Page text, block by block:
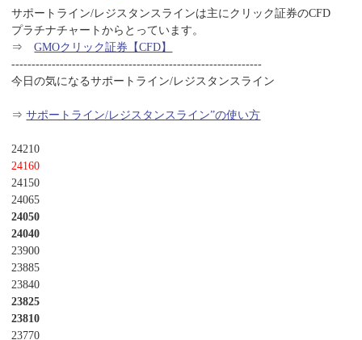
サポートライン/レジスタンスラインは主にクリック証券のCFD
プラチナチャートからとっています。
⇒GMOクリック証券【CFD】
--------------------------------------------------------------
今日の気になるサポートライン/レジスタンスライン
⇒サポートライン/レジスタンスライン”の使い方
24210
24160
24150
24065
24050
24040
23900
23885
23840
23825
23810
23770